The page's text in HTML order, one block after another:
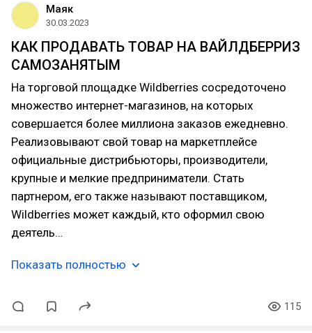
Маяк
30.03.2023
КАК ПРОДАВАТЬ ТОВАР НА ВАЙЛДБЕРРИЗ
САМОЗАНЯТЫМ
На торговой площадке Wildberries сосредоточено
множество интернет-магазинов, на которых
совершается более миллиона заказов ежедневно.
Реализовывают свой товар на маркетплейсе
официальные дистрибьюторы, производители,
крупные и мелкие предприниматели. Стать
партнером, его также называют поставщиком,
Wildberries может каждый, кто оформил свою
деятель…
Показать полностью
115